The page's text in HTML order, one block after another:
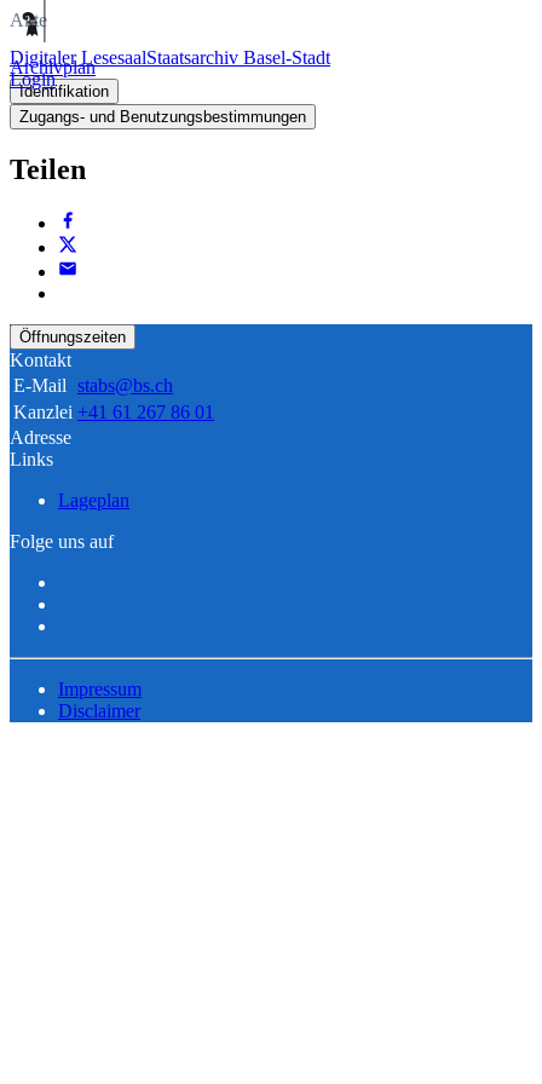
Digitaler LesesaalStaatsarchiv Basel-Stadt
Login
Akte
Archivplan
Identifikation
Zugangs- und Benutzungsbestimmungen
Teilen
Öffnungszeiten
Kontakt
E-Mail stabs@bs.ch
Kanzlei +41 61 267 86 01
Adresse
Links
Lageplan
Folge uns auf
Impressum
Disclaimer